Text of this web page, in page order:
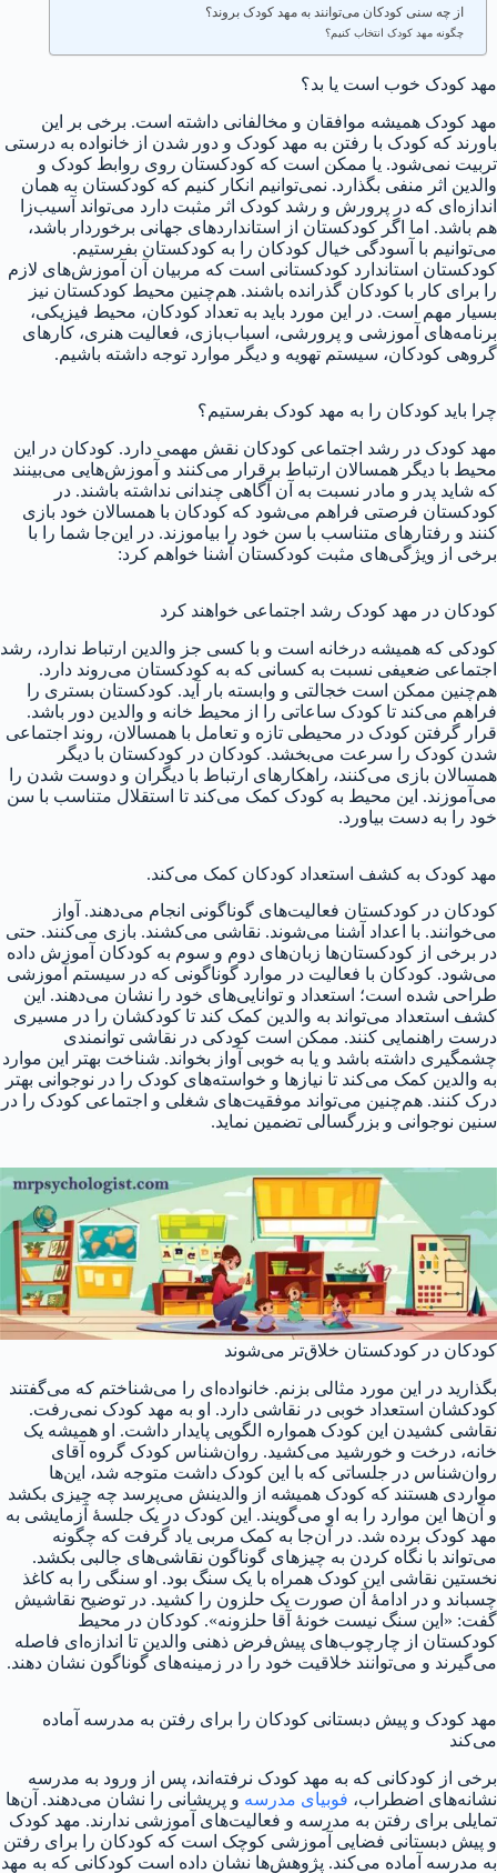
از چه سنی کودکان می‌توانند به مهد کودک بروند؟
چگونه مهد کودک انتخاب کنیم؟
مهد کودک خوب است یا بد؟
مهد کودک همیشه موافقان و مخالفانی داشته است. برخی بر این
باورند که کودک با رفتن به مهد کودک و دور شدن از خانواده به درستی
تربیت نمی‌شود. یا ممکن است که کودکستان روی روابط کودک و
والدین اثر منفی بگذارد. نمی‌توانیم انکار کنیم که کودکستان به همان
اندازه‌ای که در پرورش و رشد کودک اثر مثبت دارد می‌تواند آسیب‌زا
هم باشد. اما اگر کودکستان از استانداردهای جهانی برخوردار باشد،
می‌توانیم با آسودگی خیال کودکان را به کودکستان بفرستیم.
کودکستان استاندارد کودکستانی است که مربیان آن آموزش‌های لازم
را برای کار با کودکان گذرانده باشند. هم‌چنین محیط کودکستان نیز
بسیار مهم است. در این مورد باید به تعداد كودكان، محيط فيزيكی،
برنامه‌های آموزشی و پرورشی، اسباب‌بازی، فعاليت هنری، کارهای
گروهی کودکان، سیستم تهویه و دیگر موارد توجه داشته باشیم.
چرا باید کودکان را به مهد کودک بفرستیم؟
مهد کودک در رشد اجتماعی کودکان نقش مهمی دارد. کودکان در این
محیط با دیگر همسالان ارتباط برقرار می‌کنند و آموزش‌هایی می‌بینند
که شاید پدر و مادر نسبت به آن آگاهی چندانی نداشته باشند. در
کودکستان فرصتی فراهم می‌شود که کودکان با همسالان خود بازی
کنند و رفتارهای متناسب با سن خود را بیاموزند. در این‌جا شما را با
برخی از ویژگی‌های مثبت کودکستان آشنا خواهم کرد:
کودکان در مهد کودک رشد اجتماعی خواهند کرد
کودکی که همیشه درخانه است و با کسی جز والدین ارتباط ندارد، رشد
اجتماعی ضعیفی نسبت به کسانی که به کودکستان می‌روند دارد.
هم‌چنین ممکن است خجالتی و وابسته بار آید. کودکستان بستری را
فراهم می‌کند تا کودک ساعاتی را از محیط خانه و والدین دور باشد.
قرار گرفتن کودک در محیطی تازه و تعامل با همسالان، روند اجتماعی
شدن کودک را سرعت می‌بخشد. کودکان در کودکستان با دیگر
همسالان بازی می‌کنند، راهکارهای ارتباط با دیگران و دوست شدن را
می‌آموزند. این محیط به کودک کمک می‌کند تا استقلال متناسب با سن
خود را به دست بیاورد.
مهد کودک به کشف استعداد کودکان کمک می‌کند.
کودکان در کودکستان فعالیت‌های گوناگونی انجام می‌دهند. آواز
می‌خوانند. با اعداد آشنا می‌شوند. نقاشی می‌کشند. بازی می‌کنند. حتی
در برخی از کودکستان‌ها زبان‌های دوم و سوم به کودکان آموزش داده
می‌شود. کودکان با فعالیت در موارد گوناگونی که در سیستم آموزشی
طراحی شده است؛ استعداد و توانایی‌های خود را نشان می‌دهند. این
کشف استعداد می‌تواند به والدین کمک کند تا کودکشان را در مسیری
درست راهنمایی کنند. ممکن است کودکی در نقاشی توانمندی
چشمگیری داشته باشد و یا به خوبی آواز بخواند. شناخت بهتر این موارد
به والدین کمک می‌کند تا نیازها و خواسته‌های کودک را در نوجوانی بهتر
درک کنند. هم‌چنین می‌تواند موفقیت‌های شغلی و اجتماعی کودک را در
سنین نوجوانی و بزرگسالی تضمین نماید.
کودکان در کودکستان خلاق‌تر می‌شوند
بگذارید در این مورد مثالی بزنم. خانواده‌ای را می‌شناختم که می‌گفتند
کودکشان استعداد خوبی در نقاشی دارد. او به مهد کودک نمی‌رفت.
نقاشی کشیدن این کودک همواره الگویی پایدار داشت. او همیشه یک
خانه، درخت و خورشید می‌کشید. روان‌شناس کودک گروه آقای
روان‌شناس در جلساتی که با این کودک داشت متوجه شد، این‌ها
مواردی هستند که کودک همیشه از والدینش می‌پرسد چه چیزی بکشد
و آن‌ها این موارد را به او می‌گویند. این کودک در یک جلسهٔ آزمایشی به
مهد کودک برده شد. در آن‌جا به کمک مربی یاد گرفت که چگونه
می‌تواند با نگاه کردن به چیزهای گوناگون نقاشی‌های جالبی بکشد.
نخستین نقاشی این کودک همراه با یک سنگ بود. او سنگی را به کاغذ
چسباند و در ادامهٔ آن صورت یک حلزون را کشید. در توضیح نقاشیش
گفت: «این سنگ نیست خونهٔ آقا حلزونه». کودکان در محیط
کودکستان از چارچوب‌های پیش‌فرض ذهنی والدین تا اندازه‌ای فاصله
می‌گیرند و می‌توانند خلاقیت خود را در زمینه‌های گوناگون نشان دهند.
مهد کودک و پیش دبستانی کودکان را برای رفتن به مدرسه آماده
می‌کند
برخی از کودکانی که به مهد کودک نرفته‌اند، پس از ورود به مدرسه
نشانه‌های اضطراب، فوبیای مدرسه و پریشانی را نشان می‌دهند. آن‌ها
تمایلی برای رفتن به مدرسه و فعالیت‌های آموزشی ندارند. مهد کودک
و پیش دبستانی فضایی آموزشی کوچک است که کودکان را برای رفتن
به مدرسه آماده می‌کند. پژوهش‌ها نشان داده است کودکانی که به مهد